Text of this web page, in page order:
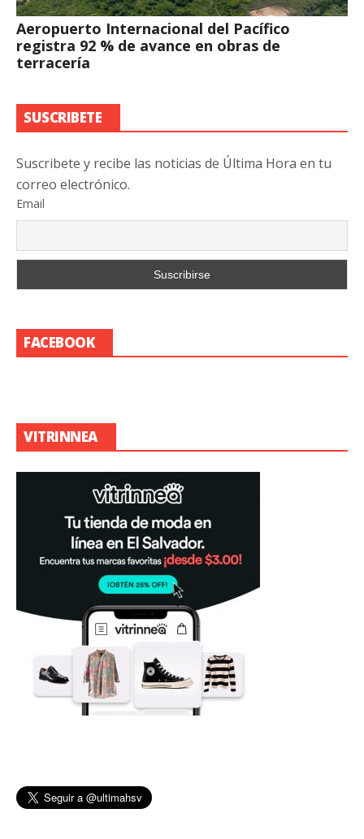
Aeropuerto Internacional del Pacífico
registra 92 % de avance en obras de
terracería
SUSCRIBETE
Suscribete y recibe las noticias de Última Hora en tu
correo electrónico.
Email
FACEBOOK
VITRINNEA